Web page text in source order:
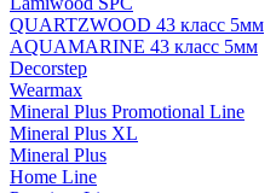
QUARTZWOOD 43 класс 5мм
AQUAMARINE 43 класс 5мм
Decorstep
Wearmax
Mineral Plus Promotional Line
Mineral Plus XL
Mineral Plus
Home Line